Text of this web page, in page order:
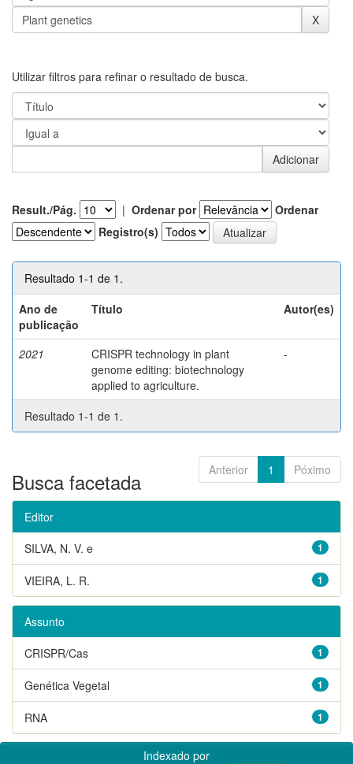
Utilizar filtros para refinar o resultado de busca.
Result./Pág. | Ordenar por
Ordenar
Registro(s)
Resultado 1-1 de 1.
Ano de
publicação
Título Autor(es)
2021
CRISPR technology in plant
genome editing: biotechnology
applied to agriculture.
-
Resultado 1-1 de 1.
Anterior 1 Póximo
Busca facetada
Editor
1
SILVA, N. V. e
1
VIEIRA, L. R.
Assunto
1
CRISPR/Cas
1
Genética Vegetal
1
RNA
Indexado por